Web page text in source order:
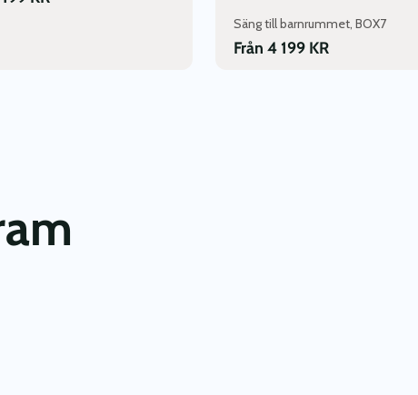
Säng till barnrummet, BOX7
Från 4 199 KR